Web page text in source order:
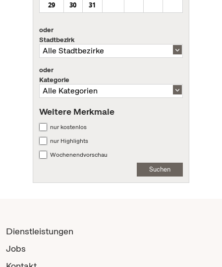
29
30 31
oder
Stadtbezirk
oder
Kategorie
Weitere Merkmale
nur kostenlos
nur Highlights
Wochenendvorschau
Suchen
Dienstleistungen
Jobs